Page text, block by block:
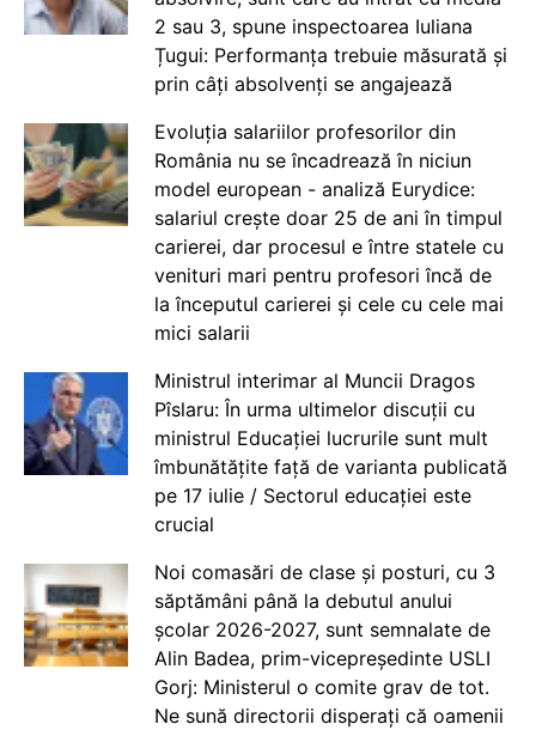
2 sau 3, spune inspectoarea Iuliana
Țugui: Performanța trebuie măsurată și
prin câți absolvenți se angajează
Evoluția salariilor profesorilor din
România nu se încadrează în niciun
model european - analiză Eurydice:
salariul crește doar 25 de ani în timpul
carierei, dar procesul e între statele cu
venituri mari pentru profesori încă de
la începutul carierei și cele cu cele mai
mici salarii
Ministrul interimar al Muncii Dragos
Pîslaru: În urma ultimelor discuții cu
ministrul Educației lucrurile sunt mult
îmbunătățite față de varianta publicată
pe 17 iulie / Sectorul educației este
crucial
Noi comasări de clase și posturi, cu 3
săptămâni până la debutul anului
școlar 2026-2027, sunt semnalate de
Alin Badea, prim-vicepreședinte USLI
Gorj: Ministerul o comite grav de tot.
Ne sună directorii disperați că oamenii